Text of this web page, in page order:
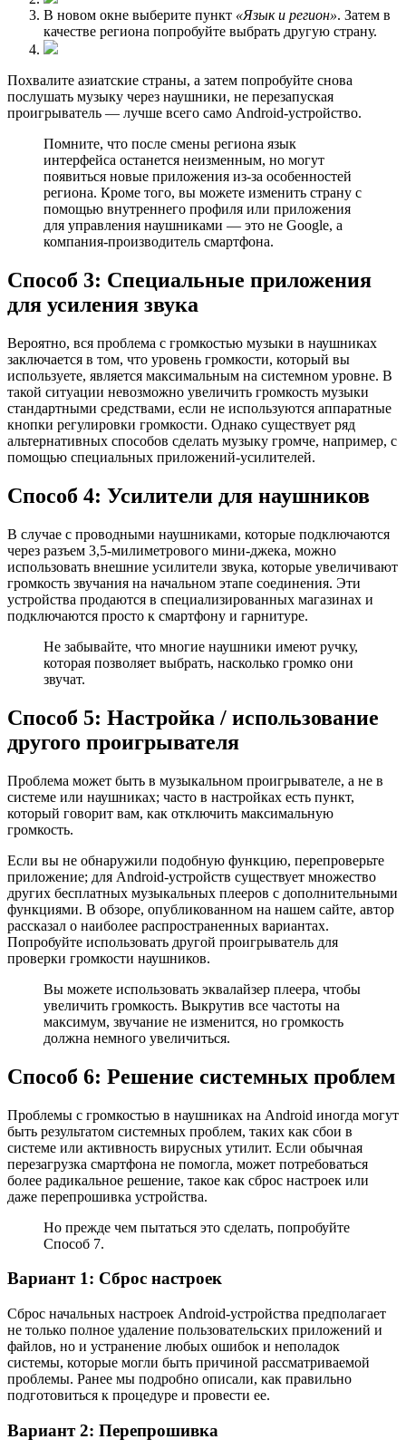
В новом окне выберите пункт «Язык и регион». Затем в
качестве региона попробуйте выбрать другую страну.
Похвалите азиатские страны, а затем попробуйте снова
послушать музыку через наушники, не перезапуская
проигрыватель — лучше всего само Android-устройство.
Помните, что после смены региона язык
интерфейса останется неизменным, но могут
появиться новые приложения из-за особенностей
региона. Кроме того, вы можете изменить страну с
помощью внутреннего профиля или приложения
для управления наушниками — это не Google, а
компания-производитель смартфона.
Способ 3: Специальные приложения
для усиления звука
Вeроятно, вся проблема с громкостью музыки в наушниках
заключается в том, что уровень громкости, который вы
используете, является максимальным на системном уровне. В
такой ситуации невозможно увеличить громкость музыки
стандартными средствами, если не используются аппаратные
кнопки регулировки громкости. Однако существует ряд
альтернативных способов сделать музыку громче, например, с
помощью специальных приложений-усилителей.
Способ 4: Усилители для наушников
В случае с проводными наушниками, которые подключаются
через разъем 3,5-милиметрового мини-джека, можно
использовать внешние усилители звука, которые увеличивают
громкость звучания на начальном этапе соединения. Эти
устройства продаются в специализированных магазинах и
подключаются просто к смартфону и гарнитуре.
Не забывайте, что многие наушники имеют ручку,
которая позволяет выбрать, насколько громко они
звучат.
Способ 5: Настройка / использование
другого проигрывателя
Проблема может быть в музыкальном проигрывателе, а не в
системе или наушниках; часто в настройках есть пункт,
который говорит вам, как отключить максимальную
громкость.
Если вы не обнаружили подобную функцию, перепроверьте
приложение; для Android-устройств существует множество
других бесплатных музыкальных плееров с дополнительными
функциями. В обзоре, опубликованном на нашем сайте, автор
рассказал о наиболее распространенных вариантах.
Попробуйте использовать другой проигрыватель для
проверки громкости наушников.
Вы можете использовать эквалайзер плеера, чтобы
увеличить громкость. Выкрутив все частоты на
максимум, звучание не изменится, но громкость
должна немного увеличиться.
Способ 6: Решение системных проблем
Проблемы с громкостью в наушниках на Android иногда могут
быть результатом системных проблем, таких как сбои в
системе или активность вирусных утилит. Если обычная
перезагрузка смартфона не помогла, может потребоваться
более радикальное решение, такое как сброс настроек или
даже перепрошивка устройства.
Но прежде чем пытаться это сделать, попробуйте
Способ 7.
Вариант 1: Сброс настроек
Сброс начальных настроек Android-устройства предполагает
не только полное удаление пользовательских приложений и
файлов, но и устранение любых ошибок и неполадок
системы, которые могли быть причиной рассматриваемой
проблемы. Ранее мы подробно описали, как правильно
подготовиться к процедуре и провести ее.
Вариант 2: Перепрошивка